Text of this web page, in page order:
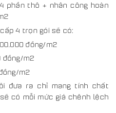
phần thô + nhân công hoàn
4 trọn gói sẽ có:
đồng/m2
đồng/m2
m2
đưa ra chỉ mang tính chất
có mỗi mức giá chênh lệch